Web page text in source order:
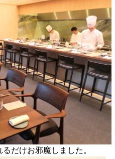
だけお邪魔しました。